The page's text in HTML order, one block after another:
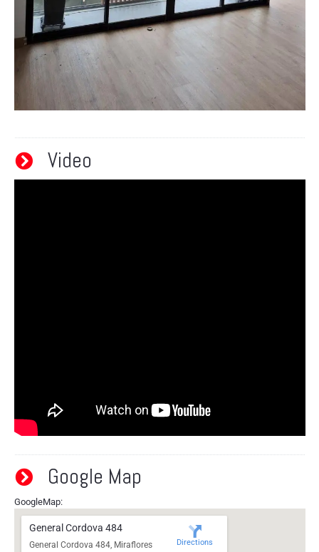
Video
Google Map
GoogleMap:
General Cordova 484
General Cordova 484, Miraflores Directions